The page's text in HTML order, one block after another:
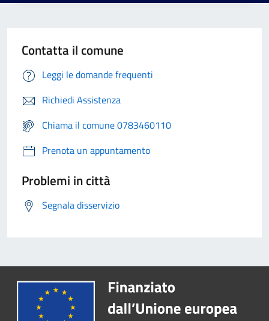
Contatta il comune
Leggi le domande frequenti
Richiedi Assistenza
Chiama il comune 0783460110
Prenota un appuntamento
Problemi in città
Segnala disservizio